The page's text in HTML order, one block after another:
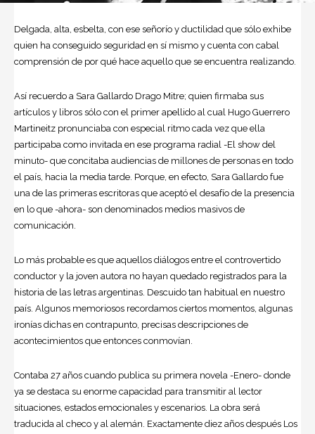
Delgada, alta, esbelta, con ese señorío y ductilidad que sólo exhibe
quien ha conseguido seguridad en sí mismo y cuenta con cabal
comprensión de por qué hace aquello que se encuentra realizando.
Así recuerdo a Sara Gallardo Drago Mitre; quien firmaba sus
artículos y libros sólo con el primer apellido al cual Hugo Guerrero
Martineitz pronunciaba con especial ritmo cada vez que ella
participaba como invitada en ese programa radial -El show del
minuto- que concitaba audiencias de millones de personas en todo
el país, hacia la media tarde. Porque, en efecto, Sara Gallardo fue
una de las primeras escritoras que aceptó el desafío de la presencia
en lo que -ahora- son denominados medios masivos de
comunicación.
Lo más probable es que aquellos diálogos entre el controvertido
conductor y la joven autora no hayan quedado registrados para la
historia de las letras argentinas. Descuido tan habitual en nuestro
país. Algunos memoriosos recordamos ciertos momentos, algunas
ironías dichas en contrapunto, precisas descripciones de
acontecimientos que entonces conmovían.
Contaba 27 años cuando publica su primera novela -Enero- donde
ya se destaca su enorme capacidad para transmitir al lector
situaciones, estados emocionales y escenarios. La obra será
traducida al checo y al alemán. Exactamente diez años después Los